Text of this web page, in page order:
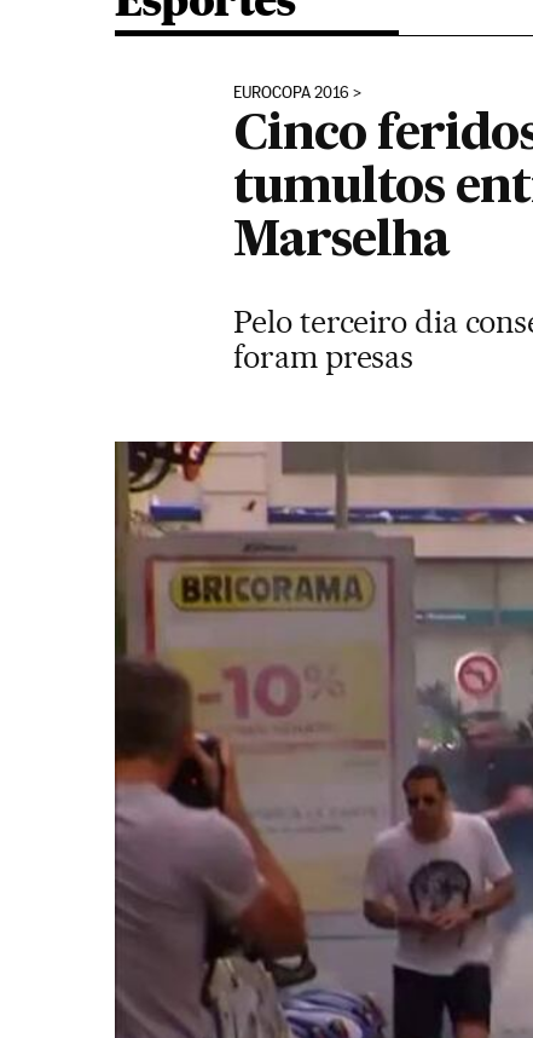
EUROCOPA 2016
Cinco
tumultos
Marselha
Pelo terceiro dia
foram presas